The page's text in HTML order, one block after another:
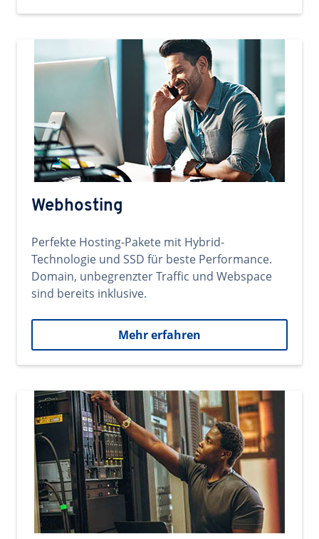
Webhosting
Perfekte Hosting-Pakete mit Hybrid-
Technologie und SSD für beste Performance.
Domain, unbegrenzter Traffic und Webspace
sind bereits inklusive.
Mehr erfahren